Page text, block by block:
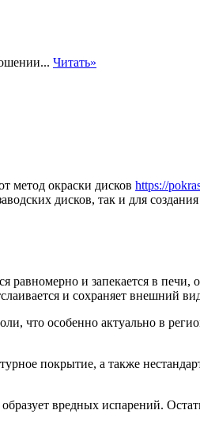
Читать»
метод окраски дисков https://
дисков, так и для
и запекается в
и сохраняет внешний
что особенно актуально в
покрытие, а также
вредных испарений.